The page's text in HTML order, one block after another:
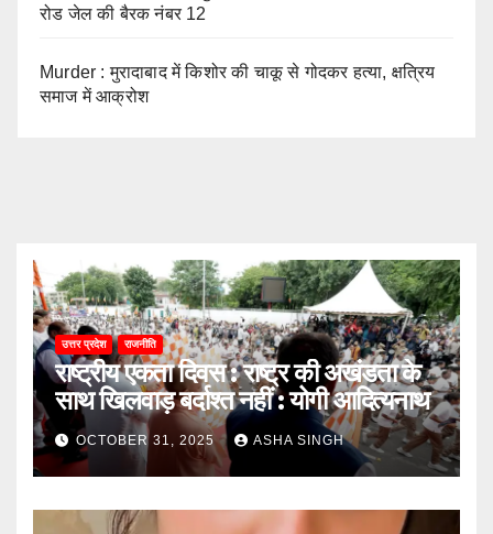
रोड जेल की बैरक नंबर 12
Murder : मुरादाबाद में किशोर की चाकू से गोदकर हत्या, क्षत्रिय
समाज में आक्रोश
उत्तर प्रदेश राजनीति
राष्ट्रीय एकता दिवस : राष्ट्र की अखंडता के
साथ खिलवाड़ बर्दाश्त नहीं : योगी आदित्यनाथ
OCTOBER 31, 2025 ASHA SINGH